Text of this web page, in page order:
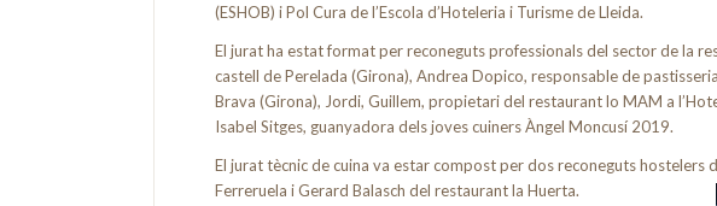
(ESHOB) i Pol Cura de l’Escola d’Hoteleria i Turisme de Lleida.
El jurat ha estat format per reconeguts professionals del sector de la
castell de Perelada (Girona), Andrea Dopico, responsable de
Brava (Girona), Jordi, Guillem, propietari del restaurant lo MAM a
Isabel Sitges, guanyadora dels joves cuiners Àngel Moncusí 2019.
El jurat tècnic de cuina va estar compost per dos reconeguts hostelers
Ferreruela i Gerard Balasch del restaurant la Huerta.